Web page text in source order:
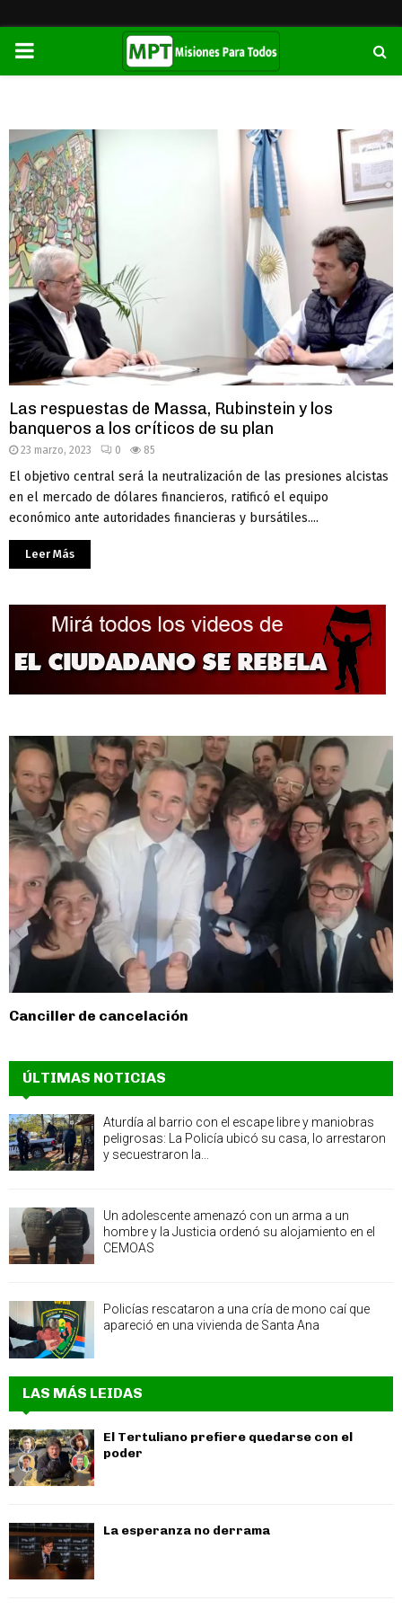
PRIMARY
Las respuestas de Massa, Rubinstein y los
banqueros a los críticos de su plan
23 marzo, 2023 0 85
El objetivo central será la neutralización de las presiones alcistas
en el mercado de dólares financieros, ratificó el equipo
económico ante autoridades financieras y bursátiles....
Leer Más
Canciller de cancelación
ÚLTIMAS NOTICIAS
Aturdía al barrio con el escape libre y maniobras
peligrosas: La Policía ubicó su casa, lo arrestaron
y secuestraron la...
Un adolescente amenazó con un arma a un
hombre y la Justicia ordenó su alojamiento en el
CEMOAS
Policías rescataron a una cría de mono caí que
apareció en una vivienda de Santa Ana
LAS MÁS LEIDAS
El Tertuliano prefiere quedarse con el
poder
La esperanza no derrama